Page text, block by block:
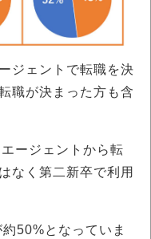
ジェントで転職を決
職が決まった方も含
ージェントから転
なく第二新卒で利用
50%となっていま